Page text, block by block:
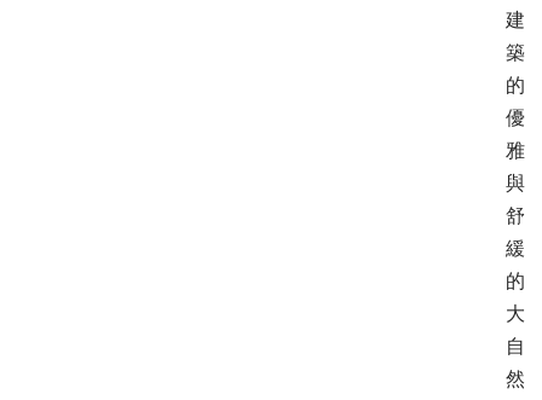
建
築
的
優
雅
與
舒
緩
的
大
自
然